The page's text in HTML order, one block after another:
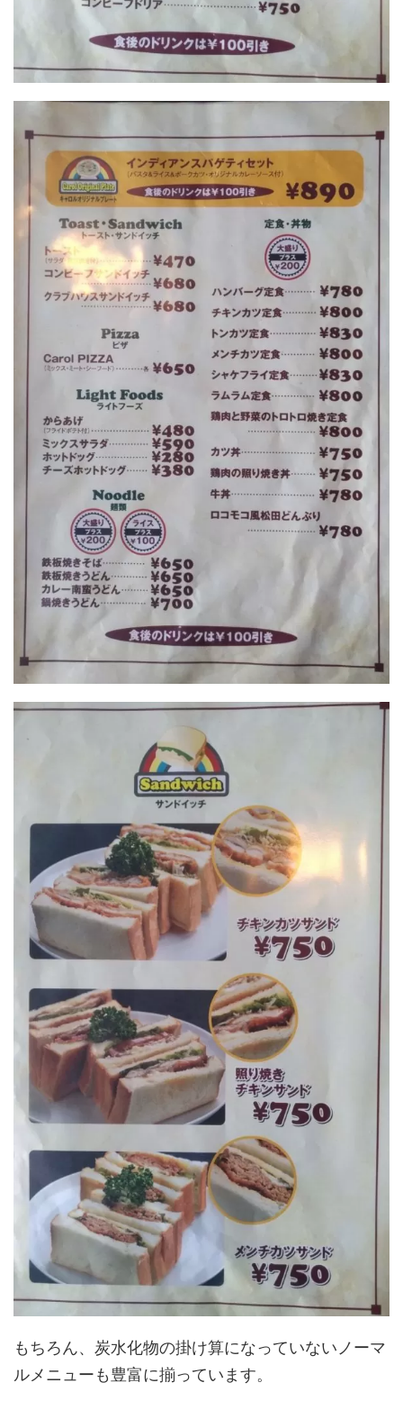
もちろん、炭水化物の掛け算になっていないノーマ
ルメニューも豊富に揃っています。